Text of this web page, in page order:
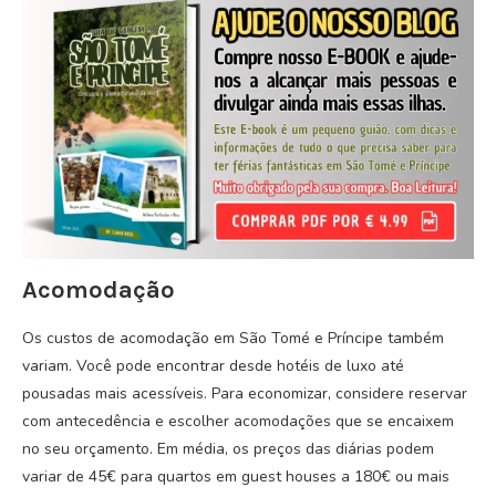
Acomodação
Os custos de acomodação em São Tomé e Príncipe também
variam. Você pode encontrar desde hotéis de luxo até
pousadas mais acessíveis. Para economizar, considere reservar
com antecedência e escolher acomodações que se encaixem
no seu orçamento. Em média, os preços das diárias podem
variar de 45€ para quartos em guest houses a 180€ ou mais